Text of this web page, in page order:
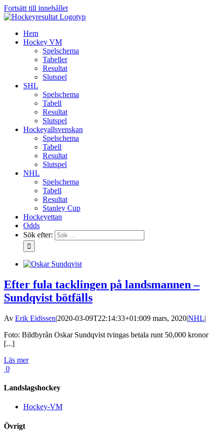
Fortsätt till innehållet
Hem
Hockey VM
Spelschema
Tabeller
Resultat
Slutspel
SHL
Spelschema
Tabell
Resultat
Slutspel
Hockeyallsvenskan
Spelschema
Tabell
Resultat
Slutspel
NHL
Spelschema
Tabell
Resultat
Stanley Cup
Hockeyettan
Odds
Sök efter:
Efter fula tacklingen på landsmannen –
Sundqvist bötfälls
Av Erik Eidissen|2020-03-09T22:14:33+01:009 mars, 2020|NHL|
Foto: Bildbyrån Oskar Sundqvist tvingas betala runt 50,000 kronor
[...]
Läs mer
0
Landslagshockey
Hockey-VM
Övrigt